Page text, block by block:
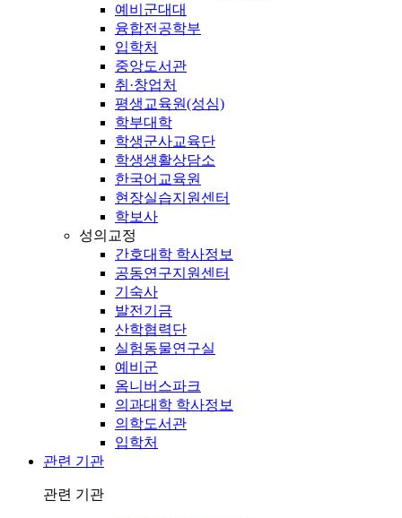
예비군대대
융합전공학부
입학처
중앙도서관
취·창업처
평생교육원(성심)
학부대학
학생군사교육단
학생생활상담소
한국어교육원
현장실습지원센터
학보사
성의교정
간호대학 학사정보
공동연구지원센터
기숙사
발전기금
산학협력단
실험동물연구실
예비군
옴니버스파크
의과대학 학사정보
의학도서관
입학처
관련 기관
관련 기관